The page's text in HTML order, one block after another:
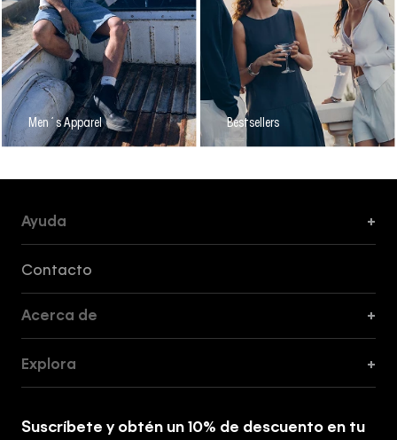
Men´s Apparel Bestsellers
Ayuda +
Contacto
Acerca de +
Explora +
Suscríbete y obtén un 10% de descuento en tu